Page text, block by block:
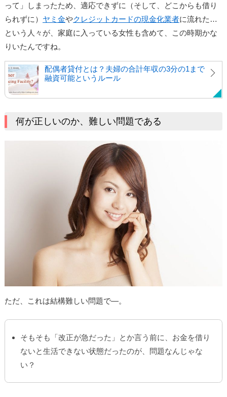
って」しまったため、適応できずに（そして、どこからも借り
られずに） ヤミ金やクレジットカードの現金化業者に流れた…
という人々が、家庭に入っている女性も含めて、この時期かな
りいたんですね。
配偶者貸付とは？夫婦の合計年収の3分の1まで
融資可能というルール
何が正しいのか、難しい問題である
ただ、これは結構難しい問題で―。
そもそも「改正が急だった」とか言う前に、お金を借り
ないと生活できない状態だったのが、問題なんじゃな
い？